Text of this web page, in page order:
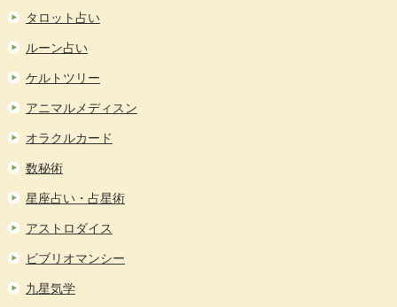
タロット占い
ルーン占い
ケルトツリー
アニマルメディスン
オラクルカード
数秘術
星座占い・占星術
アストロダイス
ビブリオマンシー
九星気学